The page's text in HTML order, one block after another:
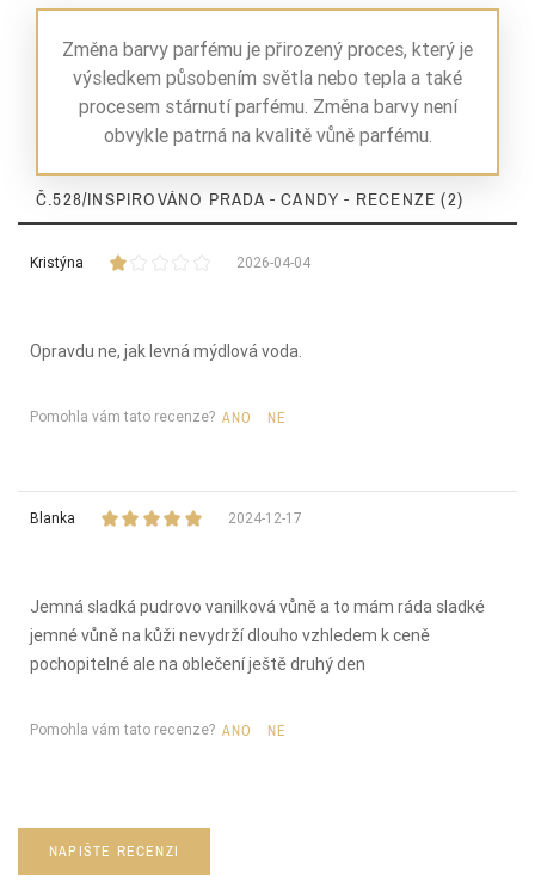
Dla Kogo damskie
Ean13 5906826205672
Změna barvy parfému je přirozený proces, který je
výsledkem působením světla nebo tepla a také
procesem stárnutí parfému. Změna barvy není
obvykle patrná na kvalitě vůně parfému.
Č.528/INSPIROVÁNO PRADA - CANDY - RECENZE (2)
Kristýna 2026-04-04
Opravdu ne, jak levná mýdlová voda.
Pomohla vám tato recenze? ANO NE
Blanka 2024-12-17
Jemná sladká pudrovo vanilková vůně a to mám ráda sladké
jemné vůně na kůži nevydrží dlouho vzhledem k ceně
pochopitelné ale na oblečení ještě druhý den
Pomohla vám tato recenze? ANO NE
NAPIŠTE RECENZI